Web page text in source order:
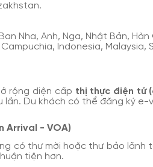
Nha, Anh, Nga, Nhật Bản,
Indonesia,
rộng diện cấp thị thực điện tử
lần. Du khách có thể đăng ký
Arrival - VOA)
có thư mời hoặc thư bảo
tiện hơn.